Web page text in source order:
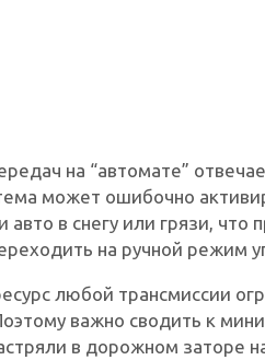
на “автомате”
может ошибочно
авто в снегу или грязи,
на ручной режим
любой трансмиссии
важно сводить к
в дорожном заторе